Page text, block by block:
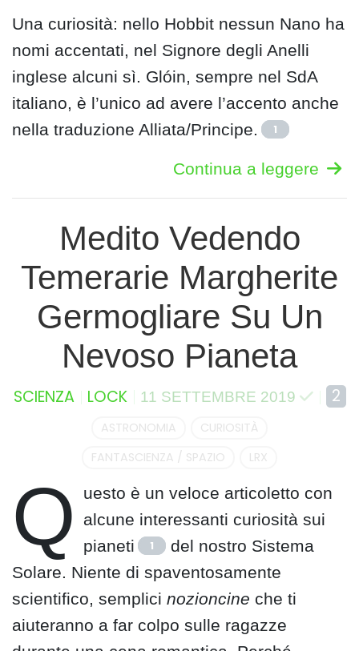
Una curiosità: nello Hobbit nessun Nano ha
nomi accentati, nel Signore degli Anelli
inglese alcuni sì. Glóin, sempre nel SdA
italiano, è l’unico ad avere l’accento anche
nella traduzione Alliata/Principe.
1
Continua a leggere
Medito Vedendo
Temerarie Margherite
Germogliare Su Un
Nevoso Pianeta
SCIENZA LOCK 11 SETTEMBRE 2019 2
ASTRONOMIA
CURIOSITÀ
FANTASCIENZA / SPAZIO
LRX
Q
uesto è un veloce articoletto con
alcune interessanti curiosità sui
pianeti
1
del nostro Sistema
Solare. Niente di spaventosamente
scientifico, semplici nozioncine che ti
aiuteranno a far colpo sulle ragazze